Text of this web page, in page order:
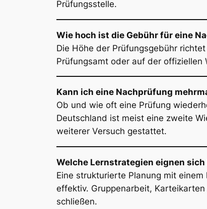
Prüfungsstelle.
Wie hoch ist die Gebühr für eine
Die Höhe der Prüfungsgebühr
Prüfungsamt oder auf der offiziellen
Kann ich eine Nachprüfung
Ob und wie oft eine Prüfung
Deutschland ist meist eine zweite
weiterer Versuch gestattet.
Welche Lernstrategien eignen
Eine strukturierte Planung mit
effektiv. Gruppenarbeit,
schließen.